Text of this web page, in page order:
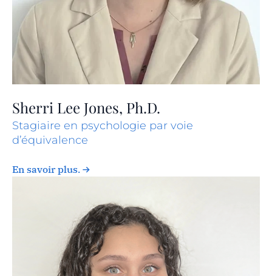
Sherri Lee Jones, Ph.D.
Stagiaire en psychologie par voie
d’équivalence
En savoir plus.